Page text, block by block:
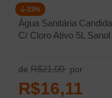
Água Sanitária Candida
C/ Cloro Ativo 5L Sanol
de R$21,00
23%
por
R$16,11